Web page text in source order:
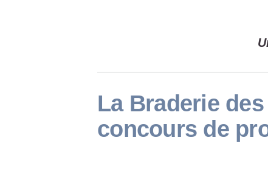
La Braderie
concours de